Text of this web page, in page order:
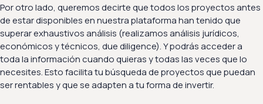
Por otro lado, queremos decirte que todos los proyectos antes
de estar disponibles en nuestra plataforma han tenido que
superar exhaustivos análisis (realizamos análisis jurídicos,
económicos y técnicos, due diligence). Y podrás acceder a
toda la información cuando quieras y todas las veces que lo
necesites. Esto facilita tu búsqueda de proyectos que puedan
ser rentables y que se adapten a tu forma de invertir.